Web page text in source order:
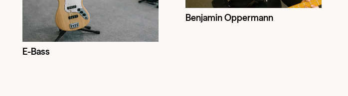
E-Bass
Benjamin Oppermann